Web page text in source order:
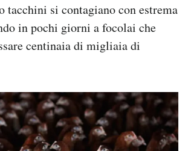
tacchini si contagiano con estrema
in pochi giorni a focolai che
centinaia di migliaia di